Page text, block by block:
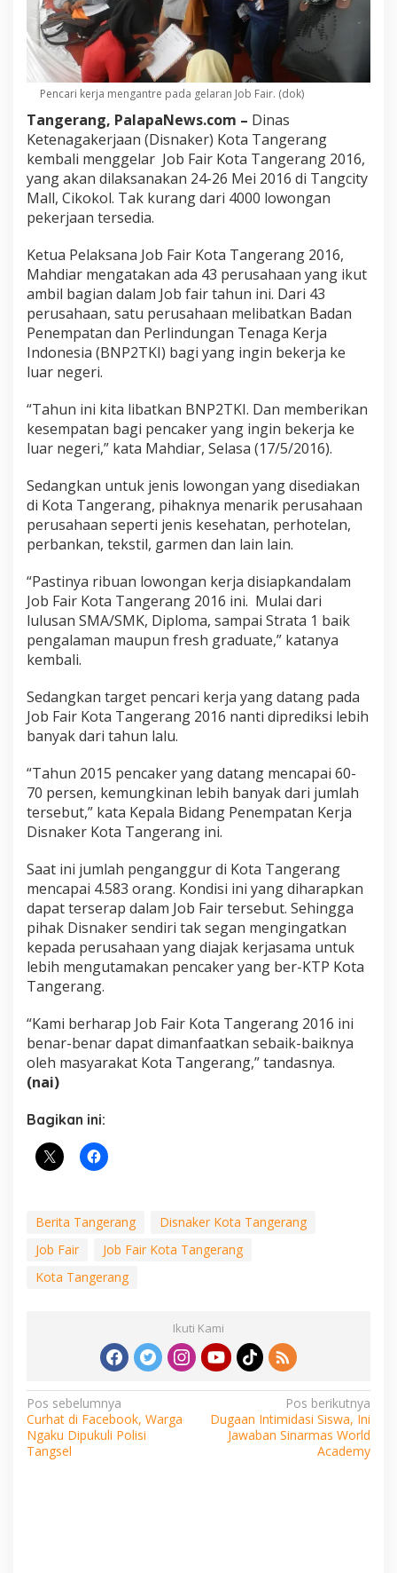
Pencari kerja mengantre pada gelaran Job Fair. (dok)
Tangerang, PalapaNews.com – Dinas
Ketenagakerjaan (Disnaker) Kota Tangerang
kembali menggelar Job Fair Kota Tangerang 2016,
yang akan dilaksanakan 24-26 Mei 2016 di Tangcity
Mall, Cikokol. Tak kurang dari 4000 lowongan
pekerjaan tersedia.
Ketua Pelaksana Job Fair Kota Tangerang 2016,
Mahdiar mengatakan ada 43 perusahaan yang ikut
ambil bagian dalam Job fair tahun ini. Dari 43
perusahaan, satu perusahaan melibatkan Badan
Penempatan dan Perlindungan Tenaga Kerja
Indonesia (BNP2TKI) bagi yang ingin bekerja ke
luar negeri.
“Tahun ini kita libatkan BNP2TKI. Dan memberikan
kesempatan bagi pencaker yang ingin bekerja ke
luar negeri,” kata Mahdiar, Selasa (17/5/2016).
Sedangkan untuk jenis lowongan yang disediakan
di Kota Tangerang, pihaknya menarik perusahaan
perusahaan seperti jenis kesehatan, perhotelan,
perbankan, tekstil, garmen dan lain lain.
“Pastinya ribuan lowongan kerja disiapkandalam
Job Fair Kota Tangerang 2016 ini. Mulai dari
lulusan SMA/SMK, Diploma, sampai Strata 1 baik
pengalaman maupun fresh graduate,” katanya
kembali.
Sedangkan target pencari kerja yang datang pada
Job Fair Kota Tangerang 2016 nanti diprediksi lebih
banyak dari tahun lalu.
“Tahun 2015 pencaker yang datang mencapai 60-
70 persen, kemungkinan lebih banyak dari jumlah
tersebut,” kata Kepala Bidang Penempatan Kerja
Disnaker Kota Tangerang ini.
Saat ini jumlah penganggur di Kota Tangerang
mencapai 4.583 orang. Kondisi ini yang diharapkan
dapat terserap dalam Job Fair tersebut. Sehingga
pihak Disnaker sendiri tak segan mengingatkan
kepada perusahaan yang diajak kerjasama untuk
lebih mengutamakan pencaker yang ber-KTP Kota
Tangerang.
“Kami berharap Job Fair Kota Tangerang 2016 ini
benar-benar dapat dimanfaatkan sebaik-baiknya
oleh masyarakat Kota Tangerang,” tandasnya.
(nai)
Bagikan ini:
Berita Tangerang
Disnaker Kota Tangerang
Job Fair
Job Fair Kota Tangerang
Kota Tangerang
Ikuti Kami
Navigasi
pos
Pos sebelumnya
Curhat di Facebook, Warga
Ngaku Dipukuli Polisi
Tangsel
Pos berikutnya
Dugaan Intimidasi Siswa, Ini
Jawaban Sinarmas World
Academy